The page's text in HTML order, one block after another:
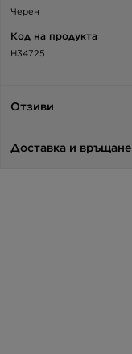
Черен
Код на продукта
H34725
Отзиви
Доставка и връщане